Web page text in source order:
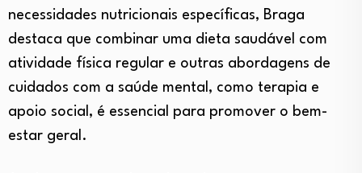
necessidades nutricionais específicas, Braga
destaca que combinar uma dieta saudável com
atividade física regular e outras abordagens de
cuidados com a saúde mental, como terapia e
apoio social, é essencial para promover o bem-
estar geral.